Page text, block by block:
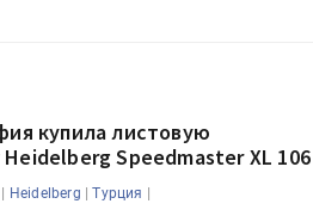
купила листовую
Speedmaster XL 106
| Heidelberg |Турция |